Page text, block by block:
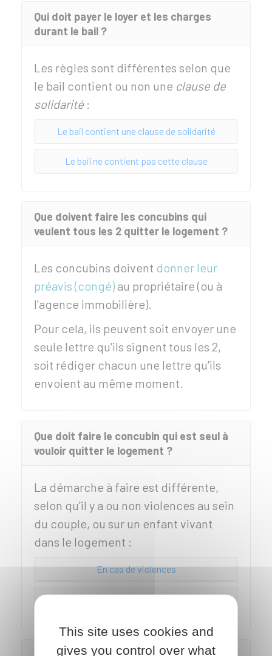
Qui doit payer le loyer et les charges
durant le bail ?
Les règles sont différentes selon que
le bail contient ou non une clause de
solidarité :
Le bail contient une clause de solidarité
Le bail ne contient pas cette clause
Que doivent faire les concubins qui
veulent tous les 2 quitter le logement ?
Les concubins doivent donner leur
préavis (congé)au propriétaire (ou à
l'agence immobilière).
Pour cela, ils peuvent soit envoyer une
seule lettre qu'ils signent tous les 2,
soit rédiger chacun une lettre qu'ils
envoient au même moment.
Que doit faire le concubin qui est seul à
vouloir quitter le logement ?
La démarche à faire est différente,
selon qu'il y a ou non violences au sein
du couple, ou sur un enfant vivant
dans le logement :
En cas de violences
Autre cas
This site uses cookies and
gives you control over what